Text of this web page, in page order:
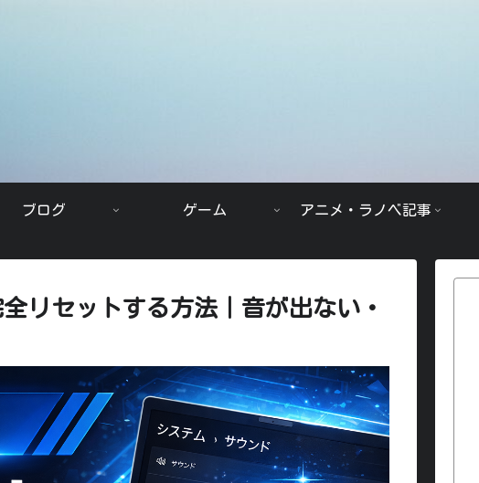
ブログ ゲーム アニメ・ラノベ記事
リセットする方法｜音が出ない・